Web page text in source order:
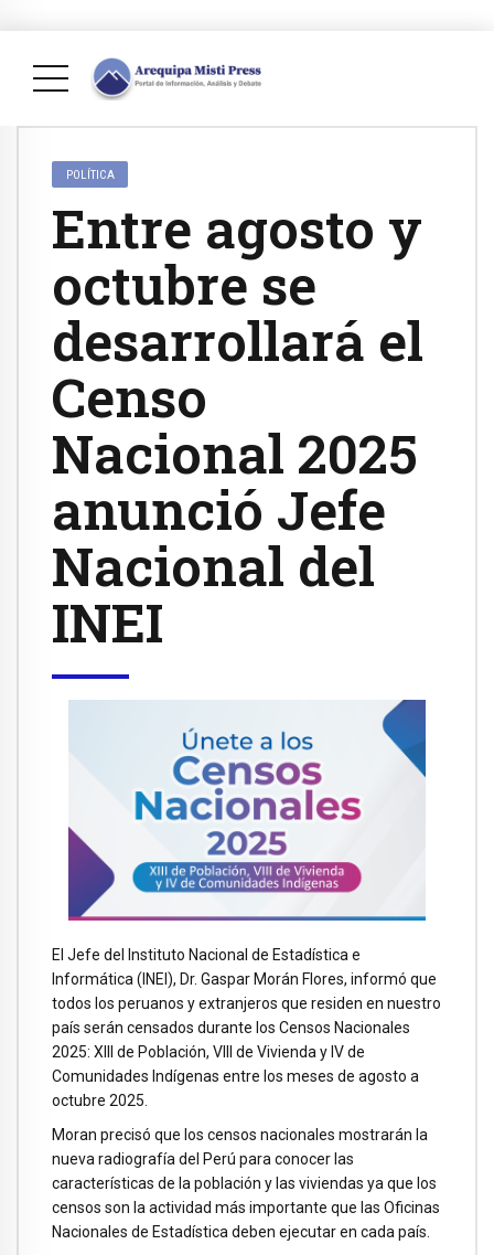
POLÍTICA
Entre agosto y
octubre se
desarrollará el
Censo
Nacional 2025
anunció Jefe
Nacional del
INEI
El Jefe del Instituto Nacional de Estadística e
Informática (INEI), Dr. Gaspar Morán Flores, informó que
todos los peruanos y extranjeros que residen en nuestro
país serán censados durante los Censos Nacionales
2025: XIII de Población, VIII de Vivienda y IV de
Comunidades Indígenas entre los meses de agosto a
octubre 2025.
Moran precisó que los censos nacionales mostrarán la
nueva radiografía del Perú para conocer las
características de la población y las viviendas ya que los
censos son la actividad más importante que las Oficinas
Nacionales de Estadística deben ejecutar en cada país.